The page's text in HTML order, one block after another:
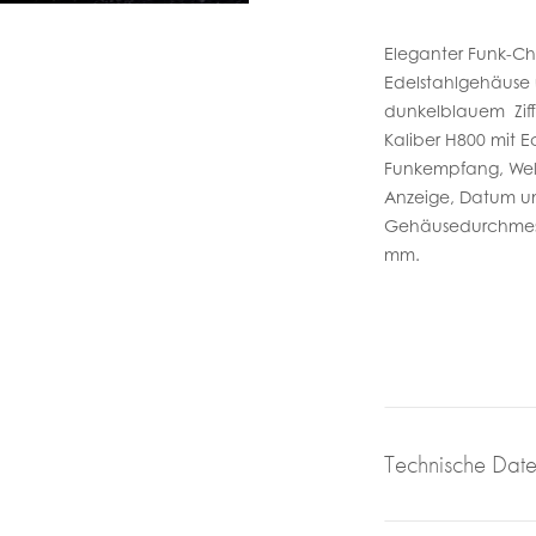
Eleganter Funk-
dunkelblauem
Kaliber H800 mit
Funkempfang,
Anzeige, Datum
mm.
Technische